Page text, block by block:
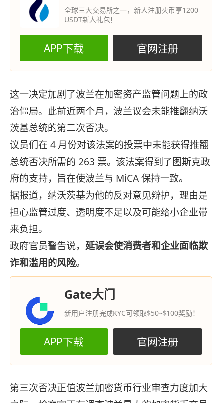
全球三大交易所之一，新人注册火币享1200
USDT新人礼包！
APP下载 官网注册
这一决定加剧了波兰在加密资产监管问题上的政
治僵局。此前近两个月，波兰议会未能推翻纳沃
茨基总统的第二次否决。
议员们在 4 月份对该法案的投票中未能获得推翻
总统否决所需的 263 票。该法案得到了图斯克政
府的支持，旨在使波兰与 MiCA 保持一致。
据报道，纳沃茨基为他的反对意见辩护，理由是
担心监管过度、透明度不足以及可能给小企业带
来负担。
政府官员警告说， 延误会使消费者和企业面临欺
诈和滥用的风险。
Gate大门
新用户注册完成KYC可领取$50~$100奖励！
APP下载 官网注册
第三次否决正值波兰加密货币行业审查力度加大